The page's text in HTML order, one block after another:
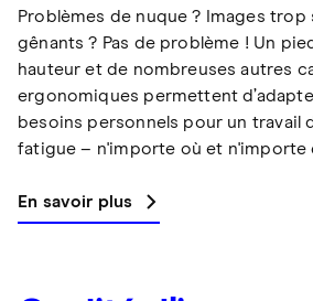
Problèmes de nuque ? Images trop
gênants ? Pas de problème ! Un
hauteur et de nombreuses autres
ergonomiques permettent
besoins personnels pour un travail
fatigue – n'importe où et n'importe
En savoir plus